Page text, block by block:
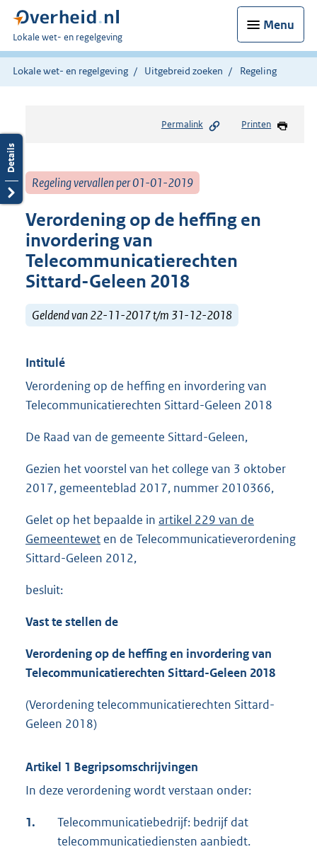
Menu
U
bent
hier:
Lokale wet- en regelgeving
Lokale wet- en regelgeving Uitgebreid zoeken Regeling
Permalink Printen
Regeling vervallen per 01-01-2019
Verordening op de heffing en
invordering van
Telecommunicatierechten
Sittard-Geleen 2018
Geldend van 22-11-2017 t/m 31-12-2018
Intitulé
Verordening op de heffing en invordering van
Telecommunicatierechten Sittard-Geleen 2018
De Raad van de gemeente Sittard-Geleen,
Gezien het voorstel van het college van 3 oktober
2017, gemeenteblad 2017, nummer 2010366,
Gelet op het bepaalde in artikel 229 van de
Gemeentewet en de Telecommunicatieverordening
Sittard-Geleen 2012,
besluit:
Vast te stellen de
Verordening op de heffing en invordering van
Telecommunicatierechten Sittard-Geleen 2018
(Verordening telecommunicatierechten Sittard-
Geleen 2018)
Artikel 1 Begripsomschrijvingen
In deze verordening wordt verstaan onder:
1.
Telecommunicatiebedrijf: bedrijf dat
telecommunicatiediensten aanbiedt.